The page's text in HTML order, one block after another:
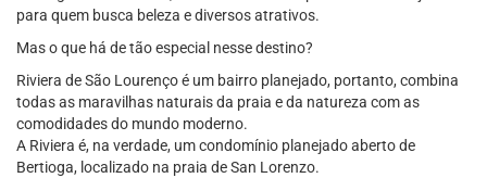
para quem busca beleza e diversos atrativos.
Mas o que há de tão especial nesse destino?
Riviera de São Lourenço é um bairro planejado, portanto, combina
todas as maravilhas naturais da praia e da natureza com as
comodidades do mundo moderno.
A Riviera é, na verdade, um condomínio planejado aberto de
Bertioga, localizado na praia de San Lorenzo.